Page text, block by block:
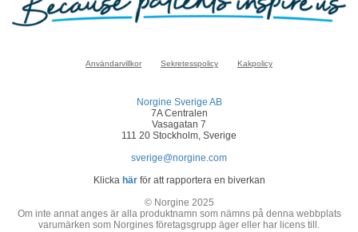
Användarvillkor Sekretesspolicy Kakpolicy
Norgine Sverige AB
7A Centralen
Vasagatan 7
111 20 Stockholm, Sverige
sverige@norgine.com
Klicka härför att rapportera en biverkan
© Norgine 2025
Om inte annat anges är alla produktnamn som nämns på denna webbplats
varumärken som Norgines företagsgrupp äger eller har licens till.